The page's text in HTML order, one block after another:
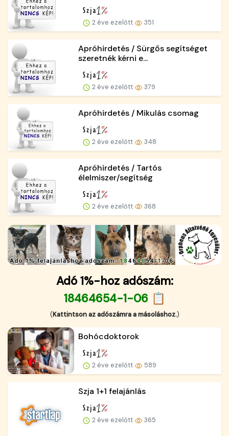
2 éve ezelőtt 351
Apróhirdetés / Sürgős segítséget
szeretnék kérni e...
2 éve ezelőtt 379
Apróhirdetés / Mikulás csomag
2 éve ezelőtt 348
Apróhirdetés / Tartós
élelmiszer/segítség
2 éve ezelőtt 368
Adó 1%-hoz adószám:
18464654-1-06 📋
(Kattintson az adószámra a másoláshoz.)
Bohócdoktorok
2 éve ezelőtt 589
Szja 1+1 felajánlás
2 éve ezelőtt 365